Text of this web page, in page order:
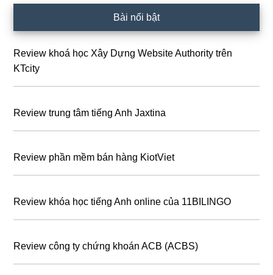
chính
Bài nổi bật
Review khoá học Xây Dựng Website Authority trên
KTcity
Review trung tâm tiếng Anh Jaxtina
Review phần mềm bán hàng KiotViet
Review khóa học tiếng Anh online của 11BILINGO
Review công ty chứng khoán ACB (ACBS)